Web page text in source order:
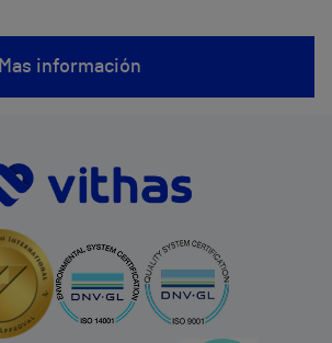
Mas información